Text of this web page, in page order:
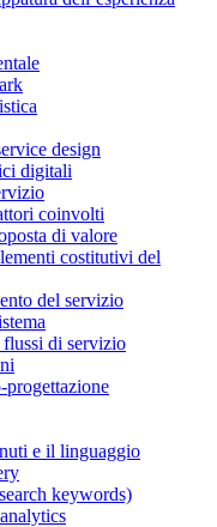
design
digitali
coinvolti
di valore
costitutivi del
del servizio
flussi di servizio
progettazione
e il linguaggio
keywords)